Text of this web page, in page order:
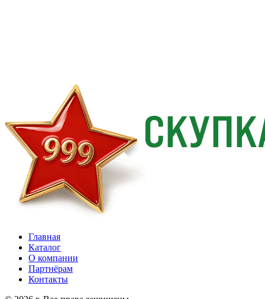
Главная
Каталог
О компании
Партнёрам
Контакты